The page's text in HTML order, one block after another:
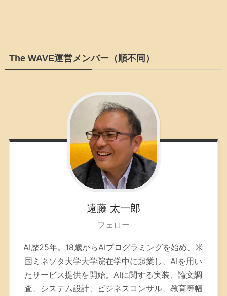
The WAVE運営メンバー（順不同）
遠藤 太一郎
フェロー
AI歴25年。 18歳からAIプログラミングを始め、米
国ミネソタ大学大学院在学中に起業し、AIを用い
たサービス提供を開始。AIに関する実装、論文調
査、システム設計、ビジネスコンサル、教育等幅